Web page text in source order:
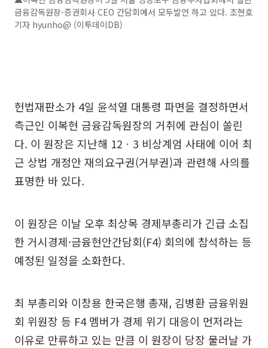
금융감독원장-증권회사 CEO 간담회에서 모두발언 하고 있다. 조현호
기자 hyunho@ (이투데이DB)
헌법재판소가 4일 윤석열 대통령 파면을 결정하면서
측근인 이복현 금융감독원장의 거취에 관심이 쏠린
다. 이 원장은 지난해 12ㆍ3 비상계엄 사태에 이어 최
근 상법 개정안 재의요구권(거부권)과 관련해 사의를
표명한 바 있다.
이 원장은 이날 오후 최상목 경제부총리가 긴급 소집
한 거시경제·금융현안간담회(F4) 회의에 참석하는 등
예정된 일정을 소화한다.
최 부총리와 이창용 한국은행 총재, 김병환 금융위원
회 위원장 등 F4 멤버가 경제 위기 대응이 먼저라는
이유로 만류하고 있는 만큼 이 원장이 당장 물러날 가